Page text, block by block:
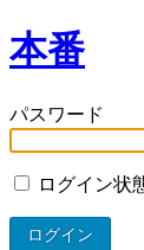
本番
パスワード
ログイン状